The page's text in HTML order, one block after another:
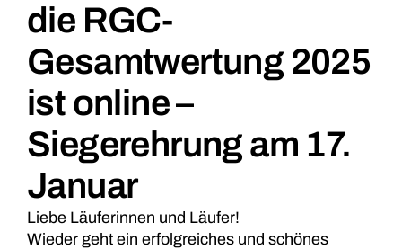
die RGC-
Gesamtwertung 2025
ist online –
Siegerehrung am 17.
Januar
Liebe Läuferinnen und Läufer!
Wieder geht ein erfolgreiches und schönes